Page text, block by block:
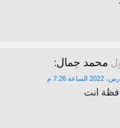
محمد جمال:
انت